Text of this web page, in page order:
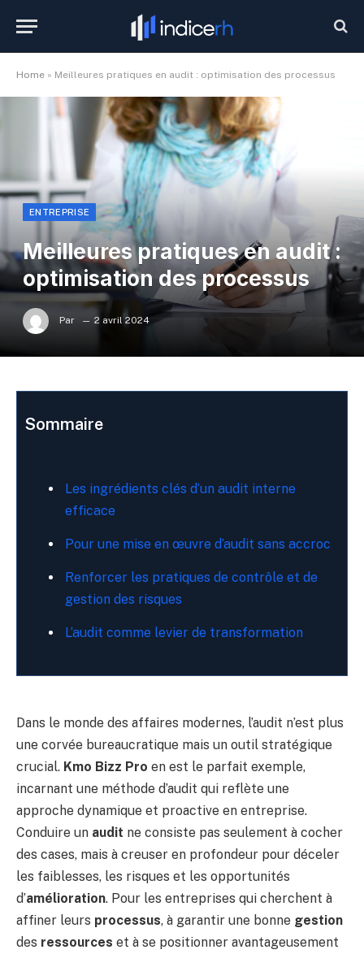
Home » Meilleures pratiques en audit : optimisation des processus
ENTREPRISE
Meilleures pratiques en audit :
optimisation des processus
Par 2 avril 2024
Sommaire
Les ingrédients clés d’un audit interne
efficace
Pour une mise en œuvre d’audit sans accroc
Renforcer les pratiques de contrôle et de
gestion des risques
L’audit comme levier de transformation
Dans le monde des affaires modernes, l’audit n’est plus
une corvée bureaucratique mais un outil stratégique
crucial. Kmo Bizz Pro en est le parfait exemple,
incarnant une méthode d’audit qui reflète une
approche dynamique et proactive en entreprise.
Conduire un audit ne consiste pas seulement à cocher
des cases, mais à creuser en profondeur pour déceler
les faiblesses, les risques et les opportunités
d’amélioration. Pour les entreprises qui cherchent à
affiner leurs processus, à garantir une bonne gestion
des ressources et à se positionner avantageusement